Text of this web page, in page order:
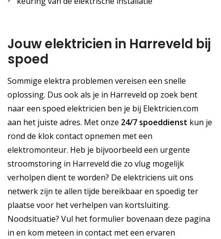
Jouw elektricien in Harreveld bij
spoed
Sommige elektra problemen vereisen een snelle
oplossing. Dus ook als je in Harreveld op zoek bent
naar een spoed elektricien ben je bij Elektricien.com
aan het juiste adres. Met onze 24/7 spoeddienst kun je
rond de klok contact opnemen met een
elektromonteur. Heb je bijvoorbeeld een urgente
stroomstoring in Harreveld die zo vlug mogelijk
verholpen dient te worden? De elektriciens uit ons
netwerk zijn te allen tijde bereikbaar en spoedig ter
plaatse voor het verhelpen van kortsluiting.
Noodsituatie? Vul het formulier bovenaan deze pagina
in en kom meteen in contact met een ervaren